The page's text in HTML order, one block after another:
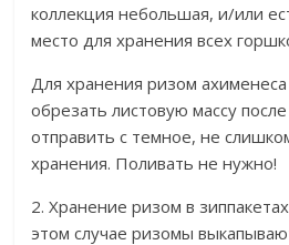
коллекция небольшая, и/или
место для хранения всех
Для хранения ризом
обрезать листовую массу
отправить с темное, не
хранения. Поливать не нужно!
2. Хранение ризом в
этом случае ризомы